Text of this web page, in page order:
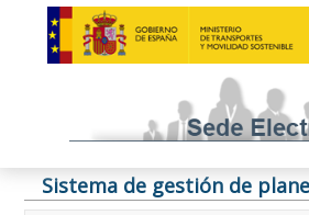
Sistema de gestión de